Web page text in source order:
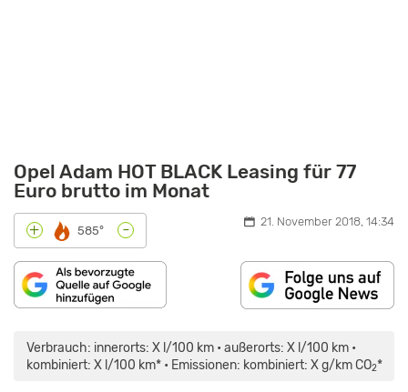
Opel Adam HOT BLACK Leasing für 77
Euro brutto im Monat
+ 585° - 21. November 2018, 14:34
Verbrauch: innerorts: X l/100 km • außerorts: X l/100 km •
kombiniert: X l/100 km* • Emissionen: kombiniert: X g/km CO2*
MAPS.GOOGLE.DE
ANZEIGEN
TESTFAHRT“
VON
YOUTUBE